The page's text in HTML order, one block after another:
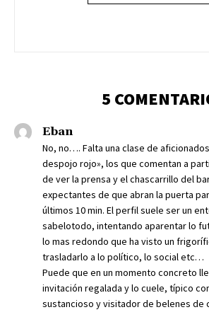
5
Eban
No, no…. Falta una clase de
despojo rojo», los que comentan a
de ver la prensa y el chascarrillo del
expectantes de que abran la puerta
últimos 10 min. El perfil suele ser un
sabelotodo, intentando aparentar lo
lo mas redondo que ha visto un
trasladarlo a lo político, lo social etc…
Puede que en un momento concreto
invitación regalada y lo cuele, típico
sustancioso y visitador de belenes de